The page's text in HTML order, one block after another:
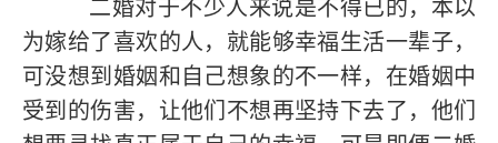
二婚对于不少人来说是不得已的，本以
为嫁给了喜欢的人，就能够幸福生活一辈子，
可没想到婚姻和自己想象的不一样，在婚姻中
受到的伤害，让他们不想再坚持下去了，他们